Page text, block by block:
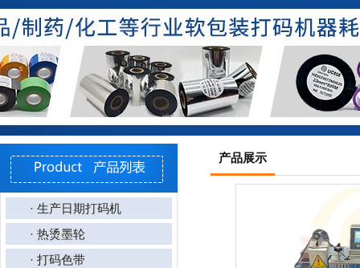
· 生产日期打码机
· 热烫墨轮
· 打码色带
产品展示